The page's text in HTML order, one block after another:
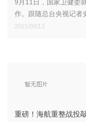
9月11日，国家卫健委
作。跟随总台央视记者
工作组专家对目前疫情
2021/09/13
重磅！海航重整战投